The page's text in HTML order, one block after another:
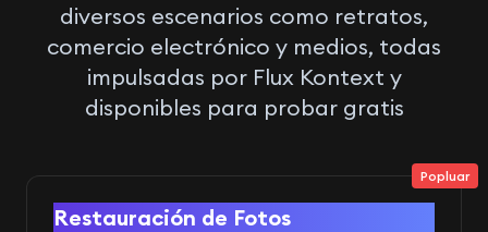
diversos escenarios como retratos,
comercio electrónico y medios, todas
impulsadas por Flux Kontext y
disponibles para probar gratis
Popluar
Antes Después
Restauración de Fotos